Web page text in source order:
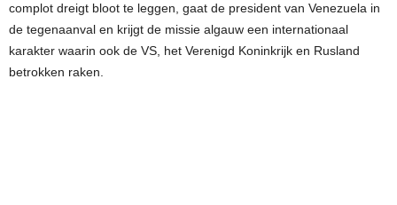
complot dreigt bloot te leggen, gaat de president van Venezuela in
de tegenaanval en krijgt de missie algauw een internationaal
karakter waarin ook de VS, het Verenigd Koninkrijk en Rusland
betrokken raken.